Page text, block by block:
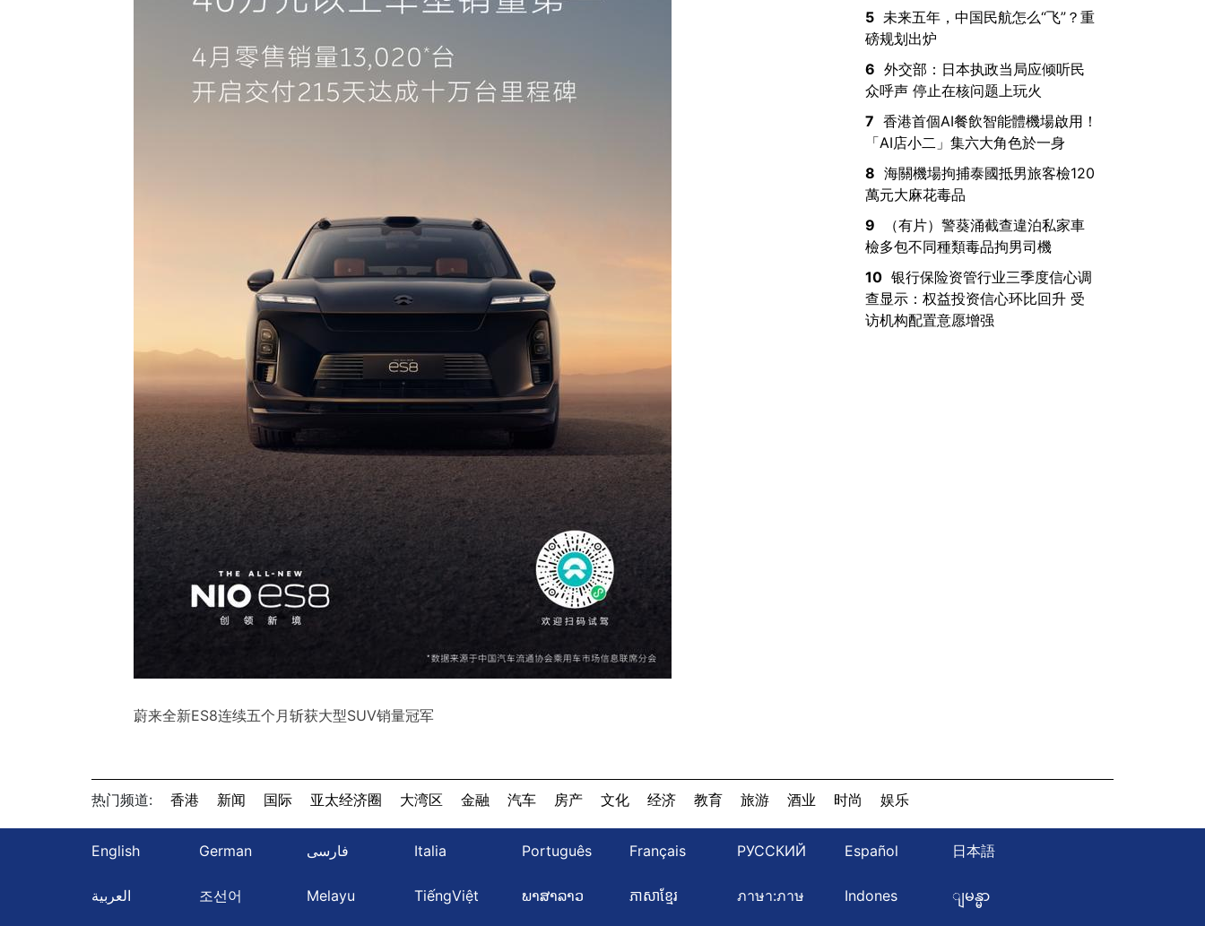
蔚来全新ES8连续五个月斩获大型SUV销量冠军
5 未来五年，中国民航怎么“飞”？重
磅规划出炉
6 外交部：日本执政当局应倾听民
众呼声 停止在核问题上玩火
7 香港首個AI餐飲智能體機場啟用！
「AI店小二」集六大角色於一身
8 海關機場拘捕泰國抵男旅客檢120
萬元大麻花毒品
9
（有片）警葵涌截查違泊私家車
檢多包不同種類毒品拘男司機
10 银行保险资管行业三季度信心调
查显示：权益投资信心环比回升 受
访机构配置意愿增强
热门频道: 香港 新闻 国际 亚太经济圈 大湾区 金融 汽车 房产 文化 经济 教育 旅游 酒业 时尚 娱乐
English German فارسی Italia Português Français РУССКИЙ Español 日本語
العربية 조선어 Melayu TiếngViệt ພາສາລາວ ភាសាខ្មែរ ภาษา:ภาษ Indones ျမန္မာ